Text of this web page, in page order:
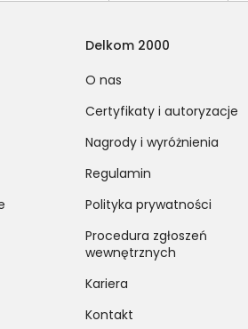
Delkom 2000
O nas
Certyfikaty i autoryzacje
Nagrody i wyróżnienia
Regulamin
Polityka prywatności
Procedura zgłoszeń
wewnętrznych
Kariera
Kontakt